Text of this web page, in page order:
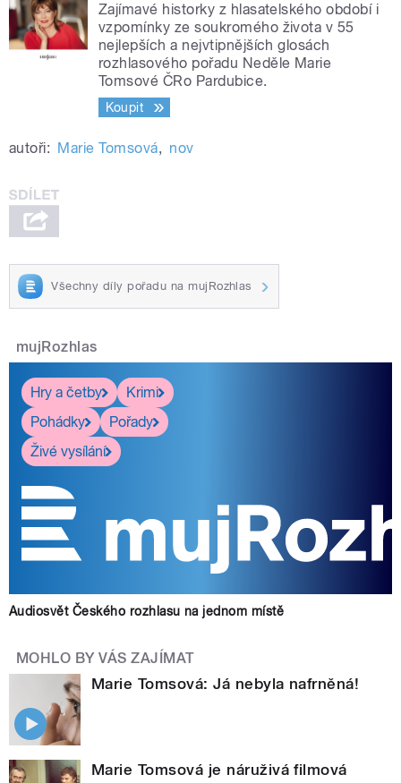
Zajímavé historky z hlasatelského období i
vzpomínky ze soukromého života v 55
nejlepších a nejvtipnějších glosách
rozhlasového pořadu Neděle Marie
Tomsové ČRo Pardubice.
Koupit
autoři: Marie Tomsová, nov
Všechny díly pořadu na mujRozhlas
mujRozhlas
Hry a četby
Krimi
Pohádky
Pořady
Živé vysílání
Audiosvět Českého rozhlasu na jednom místě
MOHLO BY VÁS ZAJÍMAT
Marie Tomsová: Já nebyla nafrněná!
Marie Tomsová je náruživá filmová